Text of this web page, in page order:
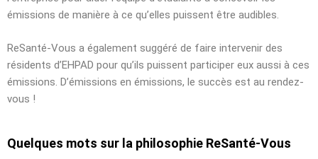
émissions de manière à ce qu’elles puissent être audibles.
ReSanté-Vous a également suggéré de faire intervenir des
résidents d’EHPAD pour qu’ils puissent participer eux aussi à ces
émissions. D’émissions en émissions, le succès est au rendez-
vous !
Quelques mots sur la philosophie ReSanté-Vous